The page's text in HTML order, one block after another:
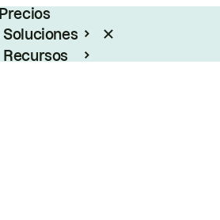
Precios
Soluciones
Recursos